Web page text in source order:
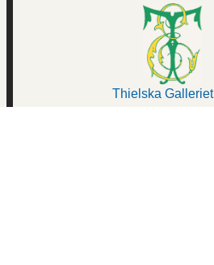
Thielska Galleriet